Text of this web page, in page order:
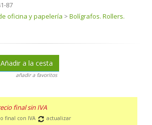
87
oficina y papelería > Bolígrafos. Rollers.
Añadir a la cesta
añadir a favoritos
final sin IVA
final con IVA actualizar